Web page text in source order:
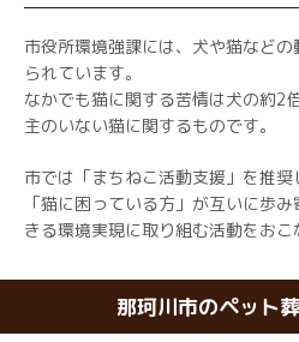
市役所環境強課には、犬や猫など
られています。
なかでも猫に関する苦情は犬の約2
主のいない猫に関するものです。
市では「まちねこ活動支援」を推
「猫に困っている方」が互いに歩
きる環境実現に取り組む活動をおこ
那珂川市のペット